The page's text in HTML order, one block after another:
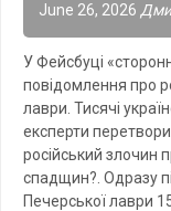
June 26, 2026
У Фейсбуці
повідомлення про
лаври. Тисячі
експерти
російський злочин
спадщин?. Одразу
Печерської лаври